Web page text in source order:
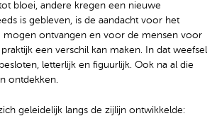
bloei, andere kregen een nieuwe
is gebleven, is de aandacht voor het
mogen ontvangen en voor de mensen voor
een verschil kan maken. In dat weefsel
letterlijk en figuurlijk. Ook na al die
ontdekken.
geleidelijk langs de zijlijn ontwikkelde: